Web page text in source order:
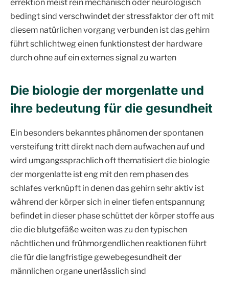
errektion meist rein mechanisch oder neurologisch
bedingt sind verschwindet der stressfaktor der oft mit
diesem natürlichen vorgang verbunden ist das gehirn
führt schlichtweg einen funktionstest der hardware
durch ohne auf ein externes signal zu warten
Die biologie der morgenlatte und
ihre bedeutung für die gesundheit
Ein besonders bekanntes phänomen der spontanen
versteifung tritt direkt nach dem aufwachen auf und
wird umgangssprachlich oft thematisiert die biologie
der morgenlatte ist eng mit den rem phasen des
schlafes verknüpft in denen das gehirn sehr aktiv ist
während der körper sich in einer tiefen entspannung
befindet in dieser phase schüttet der körper stoffe aus
die die blutgefäße weiten was zu den typischen
nächtlichen und frühmorgendlichen reaktionen führt
die für die langfristige gewebegesundheit der
männlichen organe unerlässlich sind